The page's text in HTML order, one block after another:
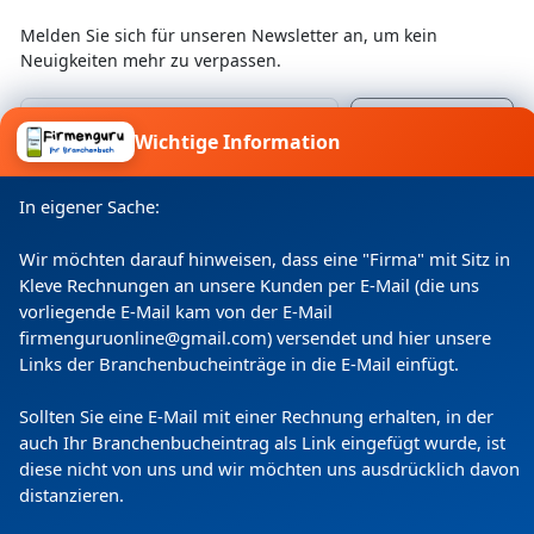
Melden Sie sich für unseren Newsletter an, um kein
Neuigkeiten mehr zu verpassen.
Ich willige ein, dass meine Angaben laut
werden.
Copyright (c) 2024 by Firmenguru Ltd | alle Rechte
Wichtige Information
In eigener Sache:
Wir möchten darauf hinweisen, dass eine "Firma" mit Sitz in
Kleve Rechnungen an unsere Kunden per E-Mail (die uns
vorliegende E-Mail kam von der E-Mail
firmenguruonline@gmail.com) versendet und hier unsere
Links der Branchenbucheinträge in die E-Mail einfügt.
Sollten Sie eine E-Mail mit einer Rechnung erhalten, in der
auch Ihr Branchenbucheintrag als Link eingefügt wurde, ist
diese nicht von uns und wir möchten uns ausdrücklich davon
distanzieren.